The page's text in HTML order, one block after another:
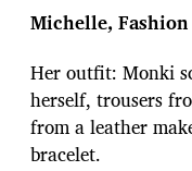
Michelle,
Her outfit: Monki
herself, trousers
from a leather
bracelet.